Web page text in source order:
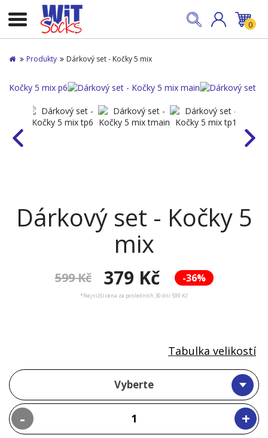
0
Produkty Dárkový set - Kočky 5 mix
Dárkový set - Kočky 5
mix
-36%
599 Kč 379 Kč
*Nejnižší cena za posledních 30 dní 599 Kč
Vyberte
- +
Tabulka velikostí